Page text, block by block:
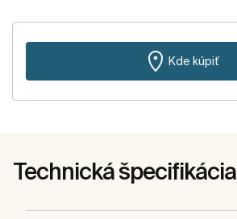
Kde kúpiť
Technická špecifikácia